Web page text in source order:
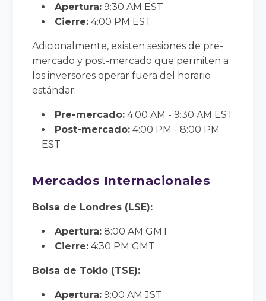
Apertura: 9:30 AM EST
Cierre: 4:00 PM EST
Adicionalmente, existen sesiones de pre-
mercado y post-mercado que permiten a
los inversores operar fuera del horario
estándar:
Pre-mercado: 4:00 AM - 9:30 AM EST
Post-mercado: 4:00 PM - 8:00 PM
EST
Mercados Internacionales
Bolsa de Londres (LSE):
Apertura: 8:00 AM GMT
Cierre: 4:30 PM GMT
Bolsa de Tokio (TSE):
Apertura: 9:00 AM JST